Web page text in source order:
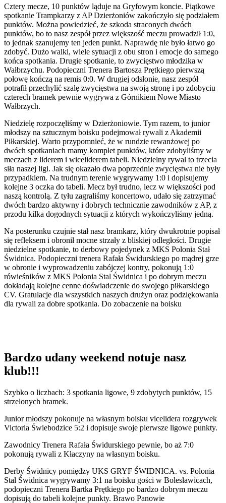
Cztery mecze, 10 punktów ląduje na Gryfowym koncie. Piątkowe
spotkanie Trampkarzy z AP Dzierżoniów zakończyło się podziałem
punktów. Można powiedzieć, że szkoda straconych dwóch
punktów, bo to nasz zespół przez większość meczu prowadził 1:0,
to jednak szanujemy ten jeden punkt. Naprawdę nie było łatwo go
zdobyć. Dużo walki, wiele sytuacji z obu stron i emocje do samego
końca spotkania. Drugie spotkanie, to zwycięstwo młodzika w
Wałbrzychu. Podopieczni Trenera Bartosza Prętkiego pierwszą
połowę kończą na remis 0:0. W drugiej odsłonie, nasz zespół
potrafił przechylić szalę zwycięstwa na swoją stronę i po zdobyciu
czterech bramek pewnie wygrywa z Górnikiem Nowe Miasto
Wałbrzych.
Niedzielę rozpoczęliśmy w Dzierżoniowie. Tym razem, to junior
młodszy na sztucznym boisku podejmował rywali z Akademii
Piłkarskiej. Warto przypomnieć, że w rundzie rewanżowej po
dwóch spotkaniach mamy komplet punktów, które zdobyliśmy w
meczach z liderem i wiceliderem tabeli. Niedzielny rywal to trzecia
siła naszej ligi. Jak się okazało dwa poprzednie zwycięstwa nie były
przypadkiem. Na trudnym terenie wygrywamy 1:0 i dopisujemy
kolejne 3 oczka do tabeli. Mecz był trudno, lecz w większości pod
naszą kontrolą. Z tyłu zagraliśmy koncertowo, udało się zatrzymać
dwóch bardzo aktywny i dobrych technicznie zawodników z AP, z
przodu kilka dogodnych sytuacji z których wykończyliśmy jedną.
Na posterunku czujnie stał nasz bramkarz, który dwukrotnie popisał
się refleksem i obronił mocne strzały z bliskiej odległości. Drugie
niedzielne spotkanie, to derbowy pojedynek z MKS Polonia Stał
Świdnica. Podopieczni trenera Rafała Świdurskiego po mądrej grze
w obronie i wyprowadzeniu zabójczej kontry, pokonują 1:0
rówieśników z MKS Polonia Stal Świdnica i po dobrym meczu
dokładają kolejne cenne doświadczenie do swojego piłkarskiego
CV. Gratulacje dla wszystkich naszych drużyn oraz podziękowania
dla rywali za dobre spotkania. Do zobaczenie na boisku
Bardzo udany weekend notuje nasz
klub!!!
Szybko o liczbach: 3 spotkania ligowe, 9 zdobytych punktów, 15
strzelonych bramek.
Junior młodszy pokonuje na własnym boisku vicelidera rozgrywek
Victoria Świebodzice 5:2 i dopisuje swoje pierwsze ligowe punkty.
Zawodnicy Trenera Rafała Świdurskiego pewnie, bo aż 7:0
pokonują rywali z Kłaczyny na własnym boisku.
Derby Świdnicy pomiędzy UKS GRYF ŚWIDNICA. vs. Polonia
Stal Świdnica wygrywamy 3:1 na boisku gości w Bolesławicach,
podopieczni Trenera Bartka Prętkiego po bardzo dobrym meczu
dopisują do tabeli kolejne punkty. Brawo Panowie